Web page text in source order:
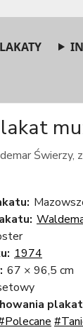
Świerzy,
1974
67 × 96,5 cm